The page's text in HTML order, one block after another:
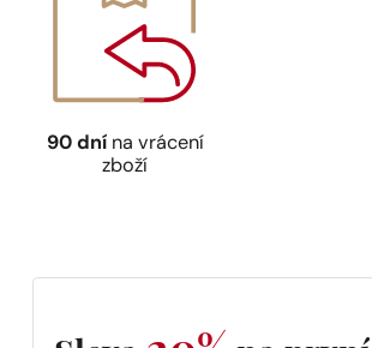
90 dnína vrácení
zboží